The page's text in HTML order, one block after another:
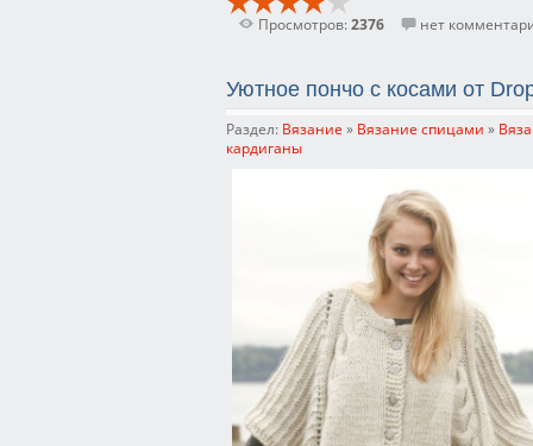
Просмотров:2376 нет
Уютное пончо с косами от
Раздел: Вязание » Вязание спицами »
кардиганы